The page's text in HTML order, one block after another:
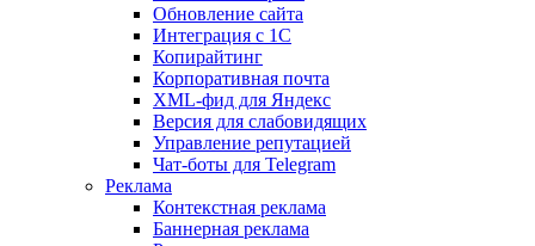
Обновление сайта
Интеграция с 1С
Копирайтинг
Корпоративная почта
XML-фид для Яндекс
Версия для слабовидящих
Управление репутацией
Чат-боты для Telegram
Реклама
Контекстная реклама
Баннерная реклама